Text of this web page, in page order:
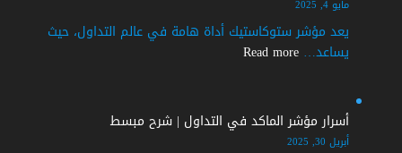
|
مايو 4, 2025
يعد مؤشر ستوكاستيك أداة هامة في عالم التداول، حيث
يساعد… Read more
:
ستوكاستيك
في
أسرار مؤشر الماكد في التداول | شرح مبسط
أبريل 30, 2025